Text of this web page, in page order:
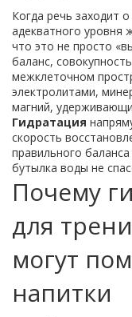
Когда речь заходит о
адекватного уровня
что это не просто
баланс,
межклеточном
электролитами,
магний,
Гидратация
скорость
правильного
бутылка воды не
Почему
для
могут
напитки